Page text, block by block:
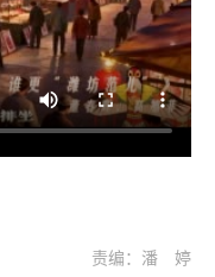
责编：潘 婷